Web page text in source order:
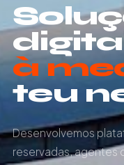
à
teu
Desenvolvemos
reservadas, agentes